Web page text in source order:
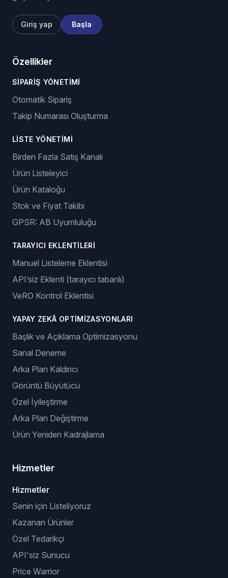
Giriş yap Başla
Özellikler
SIPARIŞ YÖNETIMI
Otomatik Sipariş
Takip Numarası Oluşturma
LISTE YÖNETIMI
Birden Fazla Satış Kanalı
Ürün Listeleyici
Ürün Kataloğu
Stok ve Fiyat Takibi
GPSR: AB Uyumluluğu
TARAYICI EKLENTILERI
Manuel Listeleme Eklentisi
API’siz Eklenti (tarayıcı tabanlı)
VeRO Kontrol Eklentisi
YAPAY ZEKÂ OPTIMIZASYONLARI
Başlık ve Açıklama Optimizasyonu
Sanal Deneme
Arka Plan Kaldırıcı
Görüntü Büyütücü
Özel İyileştirme
Arka Plan Değiştirme
Ürün Yeniden Kadrajlama
Hizmetler
Hizmetler
Senin için Listeliyoruz
Kazanan Ürünler
Özel Tedarikçi
API'siz Sunucu
Price Warrior